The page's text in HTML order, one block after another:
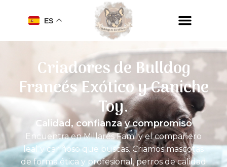
ES
Criadores de Bulldog
Francés Exótico y Caniche
Toy.
Calidad, confianza y compromiso
Encuentra en Millares Family el compañero
leal y cariñoso que buscas. Criamos mascotas
de forma ética y profesional, perros de calidad